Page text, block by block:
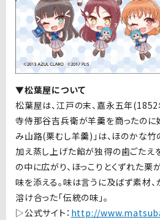
▼松葉屋について
松葉屋は、江戸の末、嘉永五年(1852
寺侍那谷吉兵衛が羊羹を商ったのに
み山路(栗むし羊羹) 」は、ほのかな
加え蒸し上げた餡が独得の歯ごたえ
の中に広がり、ほっこりとくずれた
味を添える。味は言うに及ばず素材、
溶け合った「伝統の味」。
▷公式サイト： http://